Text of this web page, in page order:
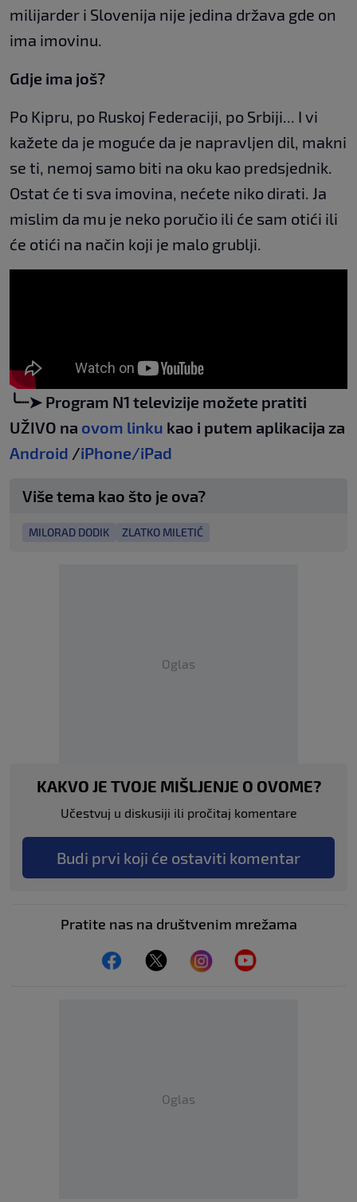
milijarder i Slovenija nije jedina država gde on
ima imovinu.
Gdje ima još?
Po Kipru, po Ruskoj Federaciji, po Srbiji... I vi
kažete da je moguće da je napravljen dil, makni
se ti, nemoj samo biti na oku kao predsjednik.
Ostat će ti sva imovina, nećete niko dirati. Ja
mislim da mu je neko poručio ili će sam otići ili
će otići na način koji je malo grublji.
╰┈➤ Program N1 televizije možete pratiti
UŽIVO na ovom linku kao i putem aplikacija za
Android /iPhone/iPad
Više tema kao što je ova?
MILORAD DODIK ZLATKO MILETIĆ
Oglas
KAKVO JE TVOJE MIŠLJENJE O OVOME?
Učestvuj u diskusiji ili pročitaj komentare
Budi prvi koji će ostaviti komentar
Pratite nas na društvenim mrežama
Oglas